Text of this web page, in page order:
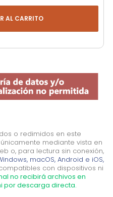
AL CARRITO
o redimidos en este
mediante vista en
o, para lectura sin conexión,
macOS, Android e iOS,
con dispositivos ni
no recibirá archivos en
por descarga directa.